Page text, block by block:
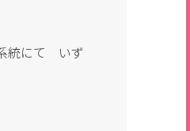
統にて いず